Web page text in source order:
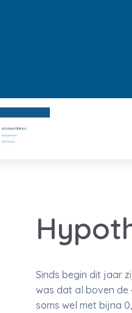
Sinds begin dit jaar
was dat al boven de
soms wel met bijna